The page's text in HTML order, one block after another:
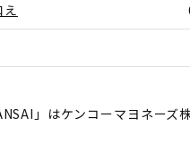
」はケンコーマヨネーズ